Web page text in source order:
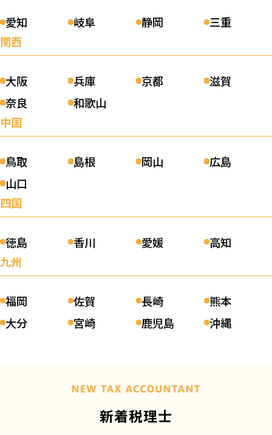
愛知 岐阜 静岡
三重
関西
大阪 兵庫 京都
滋賀
奈良
和歌山
中国
鳥取 島根 岡山
広島
山口
四国
徳島 香川 愛媛
高知
九州
福岡 佐賀 長崎
熊本
大分
宮崎 鹿児島 沖縄
新着税理士